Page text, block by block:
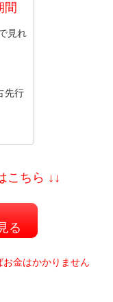
間
見れ
先行
こちら ↓↓
る
金はかかりません